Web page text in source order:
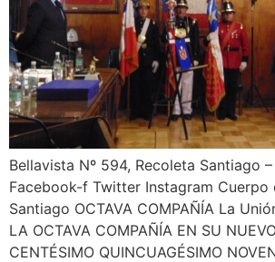
Bellavista Nº 594, Recoleta Santiago
Facebook-f Twitter Instagram Cuerpo
Santiago OCTAVA COMPAÑÍA La
LA OCTAVA COMPAÑÍA EN SU
CENTÉSIMO QUINCUAGÉSIMO